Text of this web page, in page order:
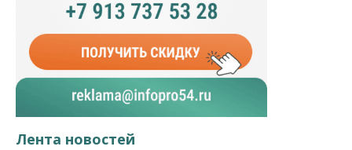
Лента новостей